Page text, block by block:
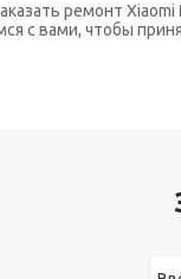
ремонт
с вами, чтобы